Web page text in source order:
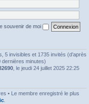
souvenir de moi
5 invisibles et 1735 invités (d’après
dernières minutes)
, le jeudi 24 juillet 2025 22:25
• Le membre enregistré le plus